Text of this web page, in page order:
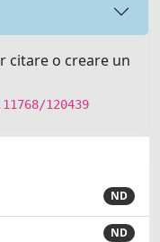
citare o creare un
120439
ND
ND